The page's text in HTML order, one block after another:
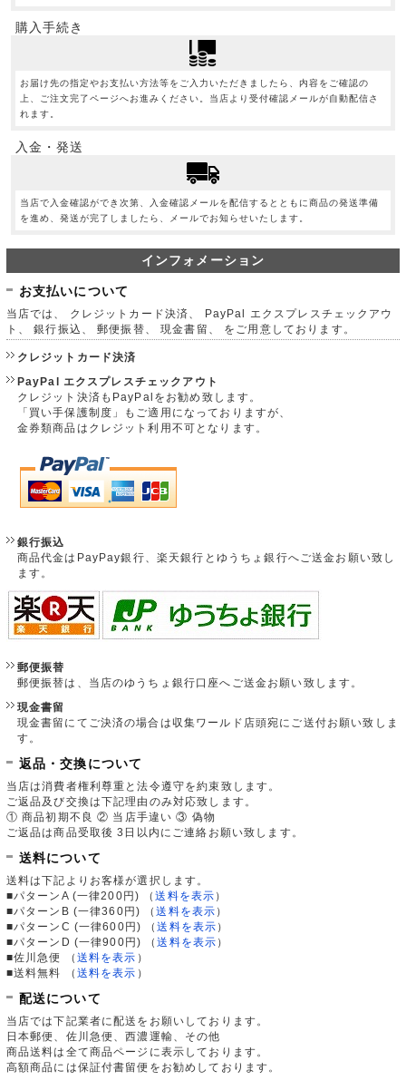
購入手続き
お届け先の指定やお支払い方法等をご入力いただきましたら、内容をご確認の
上、ご注文完了ページへお進みください。当店より受付確認メールが自動配信さ
れます。
入金・発送
当店で入金確認ができ次第、入金確認メールを配信するとともに商品の発送準備
を進め、発送が完了しましたら、メールでお知らせいたします。
インフォメーション
お支払いについて
当店では、 クレジットカード決済、 PayPal エクスプレスチェックアウ
ト、 銀行振込、 郵便振替、 現金書留、 をご用意しております。
クレジットカード決済
PayPal エクスプレスチェックアウト
クレジット決済もPayPalをお勧め致します。
「買い手保護制度」もご適用になっておりますが、
金券類商品はクレジット利用不可となります。
銀行振込
商品代金はPayPay銀行、楽天銀行とゆうちょ銀行へご送金お願い致し
ます。
郵便振替
郵便振替は、当店のゆうちょ銀行口座へご送金お願い致します。
現金書留
現金書留にてご決済の場合は収集ワールド店頭宛にご送付お願い致しま
す。
返品・交換について
当店は消費者権利尊重と法令遵守を約束致します。
ご返品及び交換は下記理由のみ対応致します。
① 商品初期不良 ② 当店手違い ③ 偽物
ご返品は商品受取後 3日以内にご連絡お願い致します。
送料について
送料は下記よりお客様が選択します。
■パターンA (一律200円)
（送料を表示 ）
■パターンB (一律360円)
（送料を表示 ）
■パターンC (一律600円)
（送料を表示 ）
■パターンD (一律900円)
（送料を表示 ）
■佐川急便
（ 送料を表示 ）
■送料無料
（ 送料を表示 ）
配送について
当店では下記業者に配送をお願いしております。
日本郵便、佐川急便、西濃運輸、その他
商品送料は全て商品ページに表示しております。
高額商品には保証付書留便をお勧めしております。